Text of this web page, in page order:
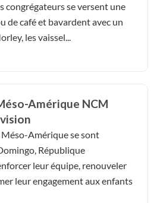
congrégateurs se versent une
de café et bavardent avec un
les vaissel...
Amérique NCM
Amérique se sont
République
leur équipe, renouveler
leur engagement aux enfants